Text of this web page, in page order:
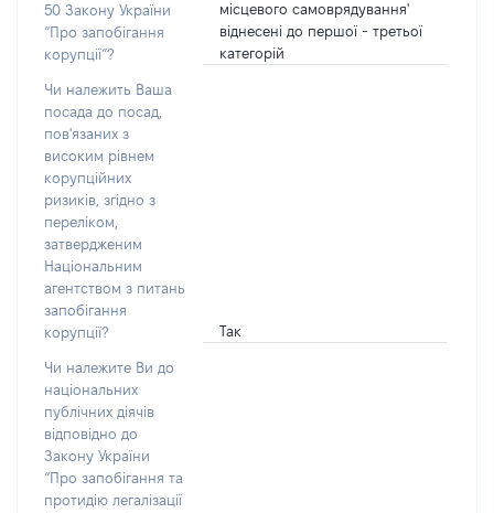
50 Закону України
“Про запобігання
корупції”?
місцевого самоврядування'
віднесені до першої - третьої
категорій
Чи належить Ваша
посада до посад,
пов'язаних з
високим рівнем
корупційних
ризиків, згідно з
переліком,
затвердженим
Національним
агентством з питань
запобігання
корупції?
Так
Чи належите Ви до
національних
публічних діячів
відповідно до
Закону України
“Про запобігання та
протидію легалізації